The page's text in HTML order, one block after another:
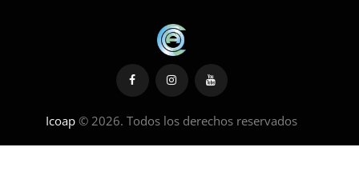
Icoap © 2026. Todos los derechos reservados